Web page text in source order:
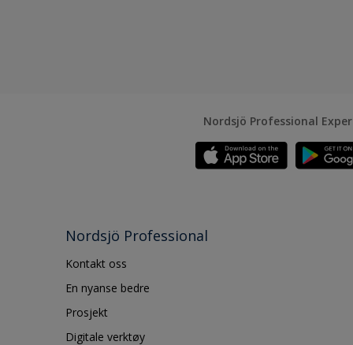
Nordsjö Professional
Nordsjö Professional
Kontakt oss
En nyanse bedre
Prosjekt
Digitale verktøy